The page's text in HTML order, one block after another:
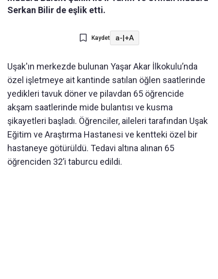
Serkan Bilir de eşlik etti.
Kaydet a-|+A
Uşak'ın merkezde bulunan Yaşar Akar İlkokulu’nda
özel işletmeye ait kantinde satılan öğlen saatlerinde
yedikleri tavuk döner ve pilavdan 65 öğrencide
akşam saatlerinde mide bulantısı ve kusma
şikayetleri başladı. Öğrenciler, aileleri tarafından Uşak
Eğitim ve Araştırma Hastanesi ve kentteki özel bir
hastaneye götürüldü. Tedavi altına alınan 65
öğrenciden 32’i taburcu edildi.